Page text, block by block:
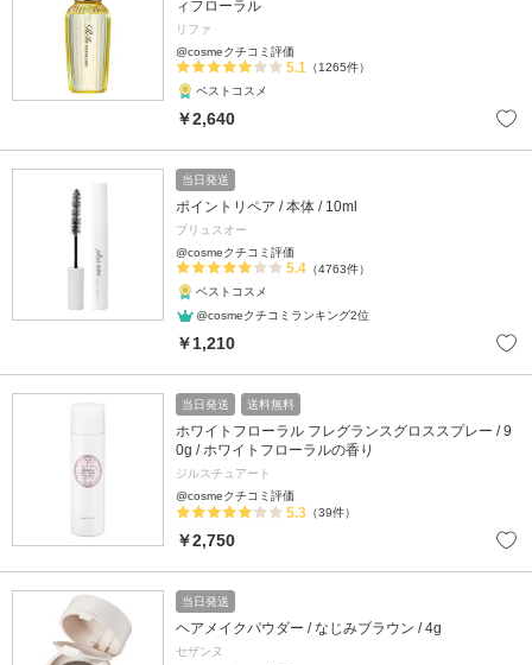
ィフローラル
リファ
@cosmeクチコミ評価
5.1 （1265件）
ベストコスメ
￥2,640
当日発送
ポイントリペア / 本体 / 10ml
プリュスオー
@cosmeクチコミ評価
5.4 （4763件）
ベストコスメ
@cosmeクチコミランキング2位
￥1,210
当日発送 送料無料
ホワイトフローラル フレグランスグロススプレー / 9
0g / ホワイトフローラルの香り
ジルスチュアート
@cosmeクチコミ評価
5.3 （39件）
￥2,750
当日発送
ヘアメイクパウダー / なじみブラウン / 4g
セザンヌ